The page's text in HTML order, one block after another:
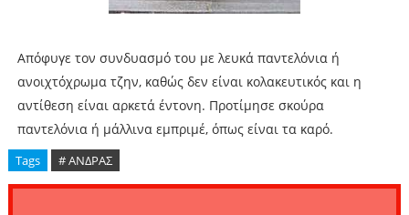
Απόφυγε τον συνδυασμό του με λευκά παντελόνια ή
ανοιχτόχρωμα τζην, καθώς δεν είναι κολακευτικός και η
αντίθεση είναι αρκετά έντονη. Προτίμησε σκούρα
παντελόνια ή μάλλινα εμπριμέ, όπως είναι τα καρό.
Tags # ΑΝΔΡΑΣ